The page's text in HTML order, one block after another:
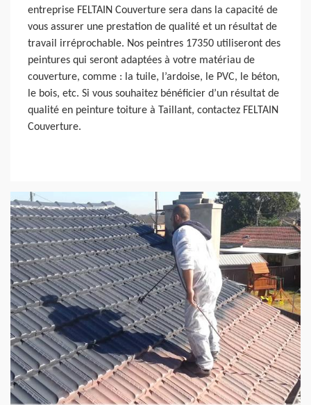
entreprise FELTAIN Couverture sera dans la capacité de
vous assurer une prestation de qualité et un résultat de
travail irréprochable. Nos peintres 17350 utiliseront des
peintures qui seront adaptées à votre matériau de
couverture, comme : la tuile, l’ardoise, le PVC, le béton,
le bois, etc. Si vous souhaitez bénéficier d’un résultat de
qualité en peinture toiture à Taillant, contactez FELTAIN
Couverture.